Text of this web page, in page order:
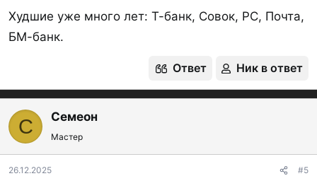
Худшие уже много лет: Т-банк, Совок, РС, Почта,
БМ-банк.
Ответ Ник в ответ
С Семеон
Мастер
26.12.2025 #5